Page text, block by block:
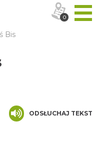
Bis
ODSŁUCHAJ TEKST
0